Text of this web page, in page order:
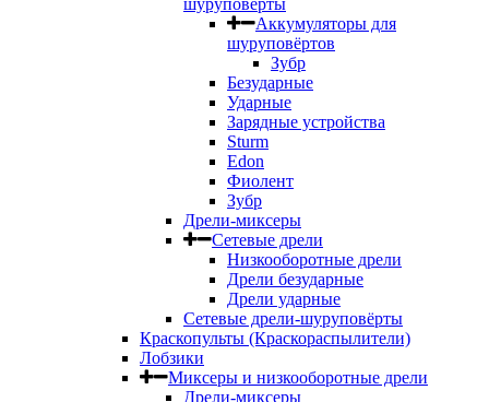
шуруповерты
Аккумуляторы для
шуруповёртов
Зубр
Безударные
Ударные
Зарядные устройства
Sturm
Edon
Фиолент
Зубр
Дрели-миксеры
Сетевые дрели
Низкооборотные дрели
Дрели безударные
Дрели ударные
Сетевые дрели-шуруповёрты
Краскопульты (Краскораспылители)
Лобзики
Миксеры и низкооборотные дрели
Дрели-миксеры